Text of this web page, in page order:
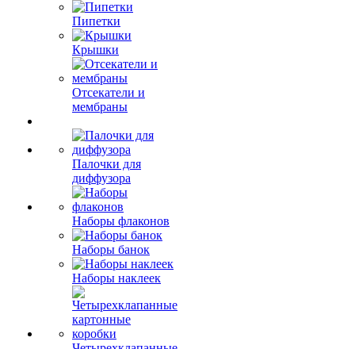
Пипетки
Крышки
Отсекатели и
мембраны
Палочки для
диффузора
Наборы флаконов
Наборы банок
Наборы наклеек